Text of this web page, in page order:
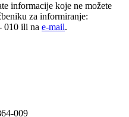
informacije koje ne možete
za informiranje:
010 ili na e-mail.
009